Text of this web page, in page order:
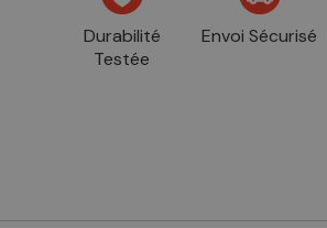
Durabilité
Testée
Envoi Sécurisé